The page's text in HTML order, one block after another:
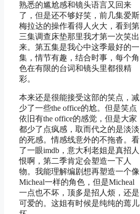
熟悉的尴尬感和镜头语言又回来
了，但是还不够好笑，前几集爱斯
梅拉达的操作看得人火大，看到第
三集调查床垫那里我才第一次笑出
来。第五集是我心中这季最好的一
集，情节有趣，结合时事，每个角
色在有限的台词和镜头里都很精
彩。
本来还是很能接受这部的笑点，减
少了一些the office的尬。但是笑点
依旧有the office的感觉，但是大家
都少了点疯感，取而代之的是淡淡
的死感。情感线意外的不拖沓。看
了一眼imdb，意大利老姐是真招人
恨啊，第二季肯定会塑造一下人
物。我能理解编剧想再塑造一个像
Micheal一样的角色，但是Micheal
一点也不坏，顶多是招人烦，还是
可爱的。这姐有时候是纯纯的蔫儿